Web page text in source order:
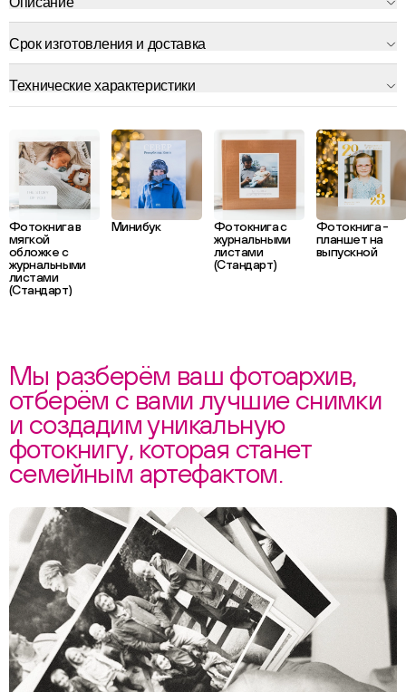
Срок изготовления и доставка
Технические характеристики
Фотокнига в
мягкой
обложке с
журнальными
листами
(Стандарт)
Минибук
Фотокнига с
журнальными
листами
(Стандарт)
Фотокнига -
планшет на
выпускной
Мы разберём ваш фотоархив,
отберём с вами лучшие снимки
и создадим уникальную
фотокнигу, которая станет
семейным артефактом.